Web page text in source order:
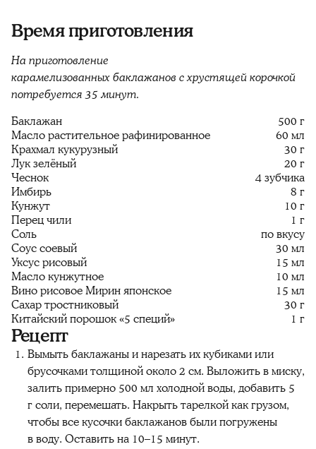
Время приготовления
На приготовление
карамелизованных баклажанов с хрустящей корочкой
потребуется 35 минут.
Баклажан
500 г
Масло растительное рафинированное
60 мл
Крахмал кукурузный
30 г
Лук зелёный
20 г
Чеснок
4 зубчика
Имбирь
8 г
Кунжут
10 г
Перец чили
1 г
Соль
по вкусу
Соус соевый
30 мл
Уксус рисовый
15 мл
Масло кунжутное
10 мл
Вино рисовое Мирин японское
15 мл
Сахар тростниковый
30 г
Китайский порошок «5 специй»
1 г
Рецепт
Вымыть баклажаны и нарезать их кубиками или
брусочками толщиной около 2 см. Выложить в миску,
залить примерно 500 мл холодной воды, добавить 5
г соли, перемешать. Накрыть тарелкой как грузом,
чтобы все кусочки баклажанов были погружены
в воду. Оставить на 10–15 минут.